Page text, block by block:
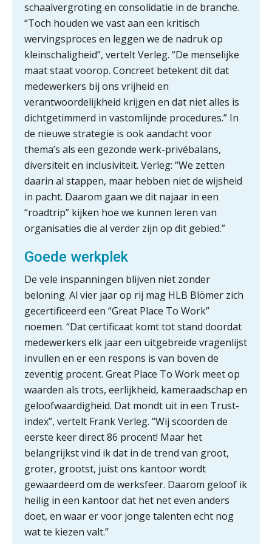
schaalvergroting en consolidatie in de branche.
“Toch houden we vast aan een kritisch
wervingsproces en leggen we de nadruk op
kleinschaligheid”, vertelt Verleg. “De menselijke
maat staat voorop. Concreet betekent dit dat
medewerkers bij ons vrijheid en
verantwoordelijkheid krijgen en dat niet alles is
dicht­getimmerd in vastomlijnde procedures.” In
de nieuwe strategie is ook aandacht voor
thema’s als een gezonde werk-privébalans,
diversiteit en inclusiviteit. Verleg: “We zetten
daarin al stappen, maar hebben niet de wijsheid
in pacht. Daarom gaan we dit najaar in een
“roadtrip” kijken hoe we kunnen leren van
organisaties die al verder zijn op dit gebied.”
Goede werkplek
De vele inspanningen blijven niet zonder
beloning. Al vier jaar op rij mag HLB Blömer zich
gecertificeerd een “Great Place To Work”
noemen. “Dat certificaat komt tot stand doordat
medewerkers elk jaar een uitgebreide vragenlijst
invullen en er een respons is van boven de
zeventig procent. Great Place To Work meet op
waarden als trots, eerlijkheid, kameraadschap en
geloofwaardigheid. Dat mondt uit in een Trust-
index”, vertelt Frank Verleg. “Wij scoorden de
eerste keer direct 86 procent! Maar het
belangrijkst vind ik dat in de trend van groot,
groter, grootst, juist ons kantoor wordt
gewaardeerd om de werksfeer. Daarom geloof ik
heilig in een kantoor dat het net even anders
doet, en waar er voor jonge talenten echt nog
wat te kiezen valt.”
boekhoudfouten
Blog | Aandachtspunten bij de
transitie in verband met de Wet
toekomst pensioenen voor de
werkgever
Verstoorde arbeidsrelatie als
ontslaggrond: zo begeleid je jouw
klant
Duizenden Nederlanders in de knel
door Amerikaanse belastingwet
Het functiegemak van de INT bij
adviezen over en aangiften van erf-
en schenkbelasting.
Zomer. Tijd om je loopbaan onder
de loep te nemen.
Q Home: DAC7-compliant opschalen
vakantiewoningen
5 signalen dat jouw relatiebeheer
niet meer werkt (en hoe je dat oplost)
Fusies en overnames | Met
waardebepalingen bedrijfsadvies
dichter bij de ondernemer
Van Wwft naar AMLR: wat verandert
er in 2027?
Driver-based models: de essentiële
bouwstenen voor elk finance team
Werven op klik is willekeurig. Zo
verminder je verloop structureel.